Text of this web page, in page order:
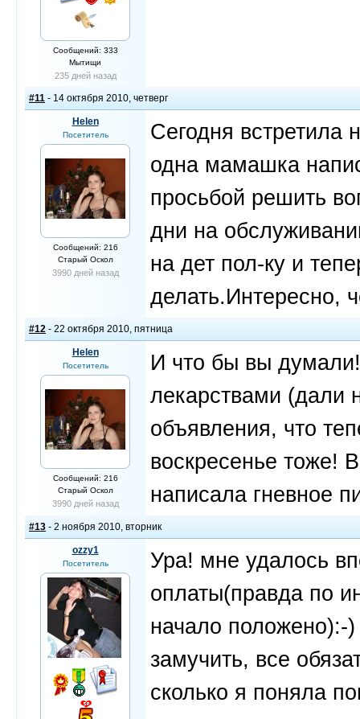
Сообщений: 333
Мытищи
235 дней назад
#11 - 14 октября 2010, четверг
Helen
Посетитель
Сообщений: 216
Старый Оскол
3990 дней назад
Сегодня встретила
одна мамашка
просьбой решить
дни на
на дет пол-ку и
делать.Интересно,
#12 - 22 октября 2010, пятница
Helen
Посетитель
Сообщений: 216
Старый Оскол
3990 дней назад
И что бы вы
лекарствами (дали
объявления, что
воскресенье тоже!
написала гневное
#13 - 2 ноября 2010, вторник
ozzy1
Посетитель
Ура! мне удалось
оплаты(правда по
начало положено):-
замучить, все
сколько я поняла